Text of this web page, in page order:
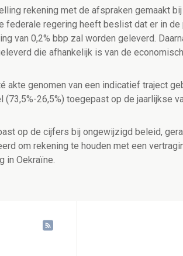
rekening met de afspraken gemaakt
federale regering heeft beslist dat er in
van 0,2% bbp zal worden geleverd.
die afhankelijk is van de
akte genomen van een indicatief traject
26,5%) toegepast op de jaarlijkse
op de cijfers bij ongewijzigd beleid,
om rekening te houden met een
in Oekraïne.